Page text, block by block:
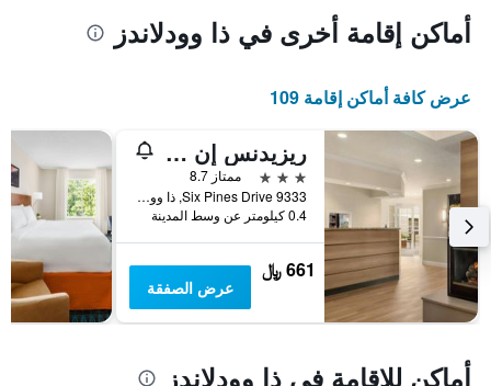
المخطط
1
الذي
أيام
الأسبوع.
يتضمن
المخطط
التالي
1
محور
Y
الذي
سعر
أماكن إقامة أخرى في ذا وودلاندز
عرض كافة أماكن إقامة 109
ريزيدنس إن باي ماريوت هيوستن ذا وودلاندز/ ماركت ستريت
3 نجوم
ممتاز 8.7
9333 Six Pines Drive, ذا وودلاندز, TX, الولايات المتحدة الأميريكية
0.4 كيلومتر عن وسط المدينة
661 ﷼
عرض الصفقة
أماكن للإقامة في ذا وودلاندز